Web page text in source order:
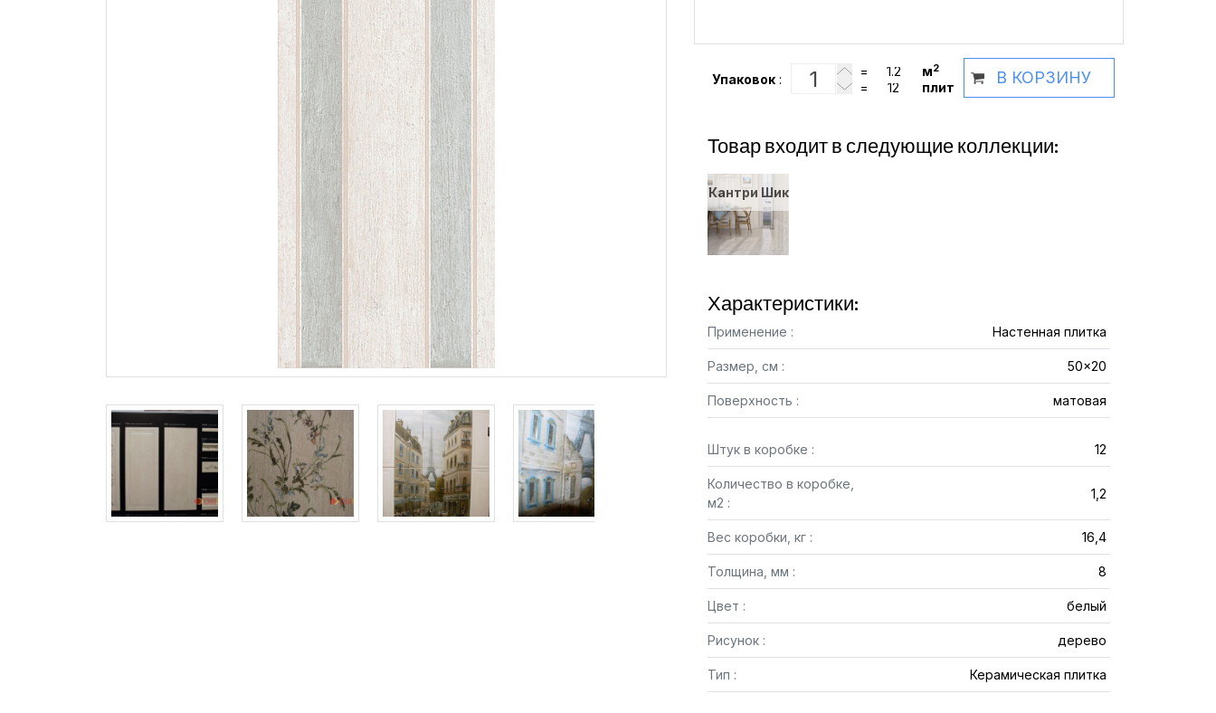
Упаковок :
= м2
= плит
В КОРЗИНУ
Товар входит в следующие коллекции:
Кантри Шик
Характеристики:
Применение : Настенная плитка
Размер, см : 50x20
Поверхность : матовая
Штук в коробке : 12
Количество в коробке,
м2 :
1,2
Вес коробки, кг : 16,4
Толщина, мм : 8
Цвет : белый
Рисунок : дерево
Тип : Керамическая плитка